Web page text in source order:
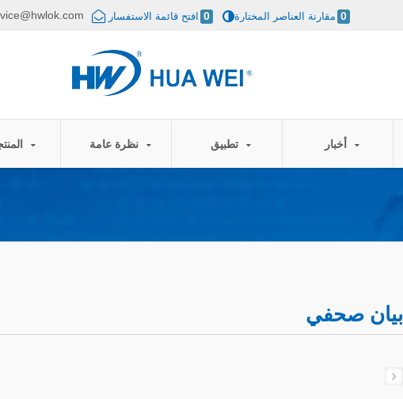
افتح قائمة الاستفسار 0 مقارنة العناصر المختارة 0
المنتجات نظرة عامة أخبار
بيان صحفي